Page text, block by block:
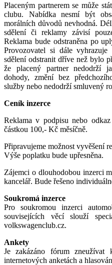
Placeným partnerem se může
clubu. Nabídka nesmí být
morálních důvodů nevhodná.
sdělení či reklamy závisí
Reklama bude odstraněna po
Provozovatel si dále
sdělení odstranit dříve než bylo
že placený partner nedodrží
dohody, změní bez
služby nebo nedodrží smluvený
Ceník inzerce
Reklama v podpisu nebo
částkou 100,- Kč měsíčně.
Připravujeme možnost vyvěšení
Výše poplatku bude upřesněna.
Zájemci o dlouhodobou inzerci
kancelář. Bude řešeno
Soukromá inzerce
Pro soukromou inzerci
souvisejících věcí slouží
volkswagenclub.cz.
Ankety
Je zakázáno fórum
internetových anketách a